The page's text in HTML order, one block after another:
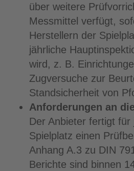
über weitere
Messmittel verfügt,
Herstellern der
jährliche
wird, z. B.
Zugversuche zur
Standsicherheit von
Anforderungen an
Der Anbieter fertigt für
Spielplatz einen
Anhang A.3 zu DIN
Berichte sind binnen